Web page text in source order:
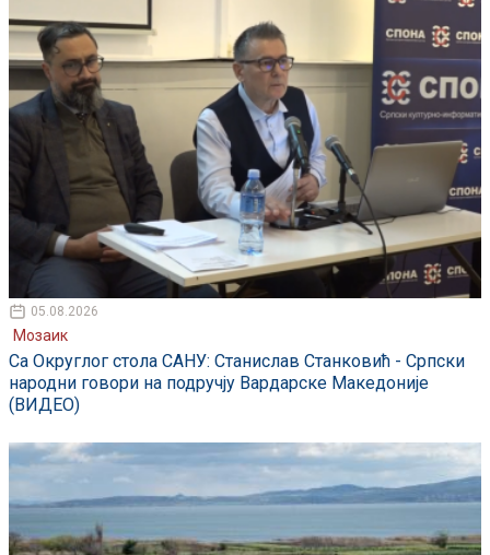
05.08.2026
Мозаик
Са Округлог стола САНУ: Станислав Станковић - Српски
народни говори на подручју Вардарске Македоније
(ВИДЕО)